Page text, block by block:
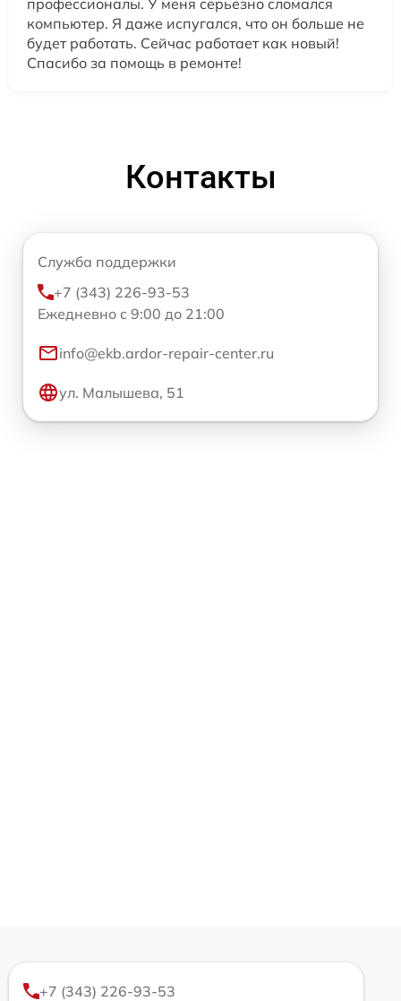
профессионалы. У меня серьезно сломался
компьютер. Я даже испугался, что он больше не
будет работать. Сейчас работает как новый!
Спасибо за помощь в ремонте!
Контакты
Служба поддержки
+7 (343) 226-93-53
Ежедневно с 9:00 до 21:00
info@ekb.ardor-repair-center.ru
ул. Малышева, 51
+7 (343) 226-93-53